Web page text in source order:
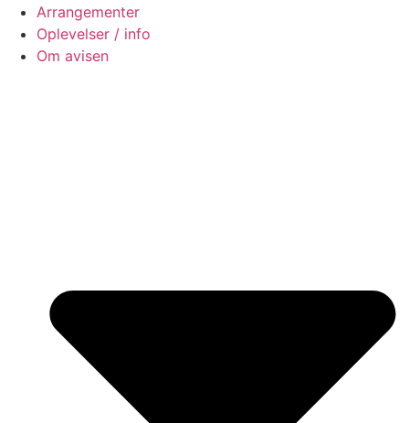
Arrangementer
Oplevelser / info
Om avisen